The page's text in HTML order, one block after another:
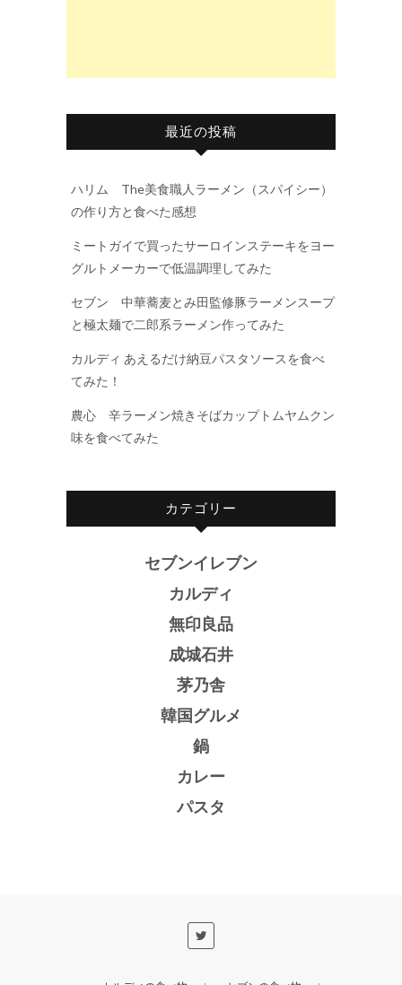
最近の投稿
ハリム The美食職人ラーメン（スパイシー）
の作り方と食べた感想
ミートガイで買ったサーロインステーキをヨー
グルトメーカーで低温調理してみた
セブン 中華蕎麦とみ田監修豚ラーメンスープ
と極太麺で二郎系ラーメン作ってみた
カルディ あえるだけ納豆パスタソースを食べ
てみた！
農心 辛ラーメン焼きそばカップトムヤムクン
味を食べてみた
カテゴリー
セブンイレブン
カルディ
無印良品
成城石井
茅乃舎
韓国グルメ
鍋
カレー
パスタ